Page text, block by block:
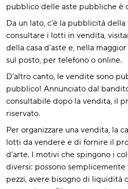
pubblico delle aste pubbliche è
Da un lato, c’è la pubblicità
consultare i lotti in vendita,
della casa d’aste e, nella
sul posto, per telefono o online.
D’altro canto, le vendite sono
pubblico! Annunciato dal
consultabile dopo la vendita, il
riservato.
Per organizzare una vendita, la
lotti da vendere e di fornire il
d’arte. I motivi che spingono i
diversi: possono
pezzi, avere bisogno di liquidità